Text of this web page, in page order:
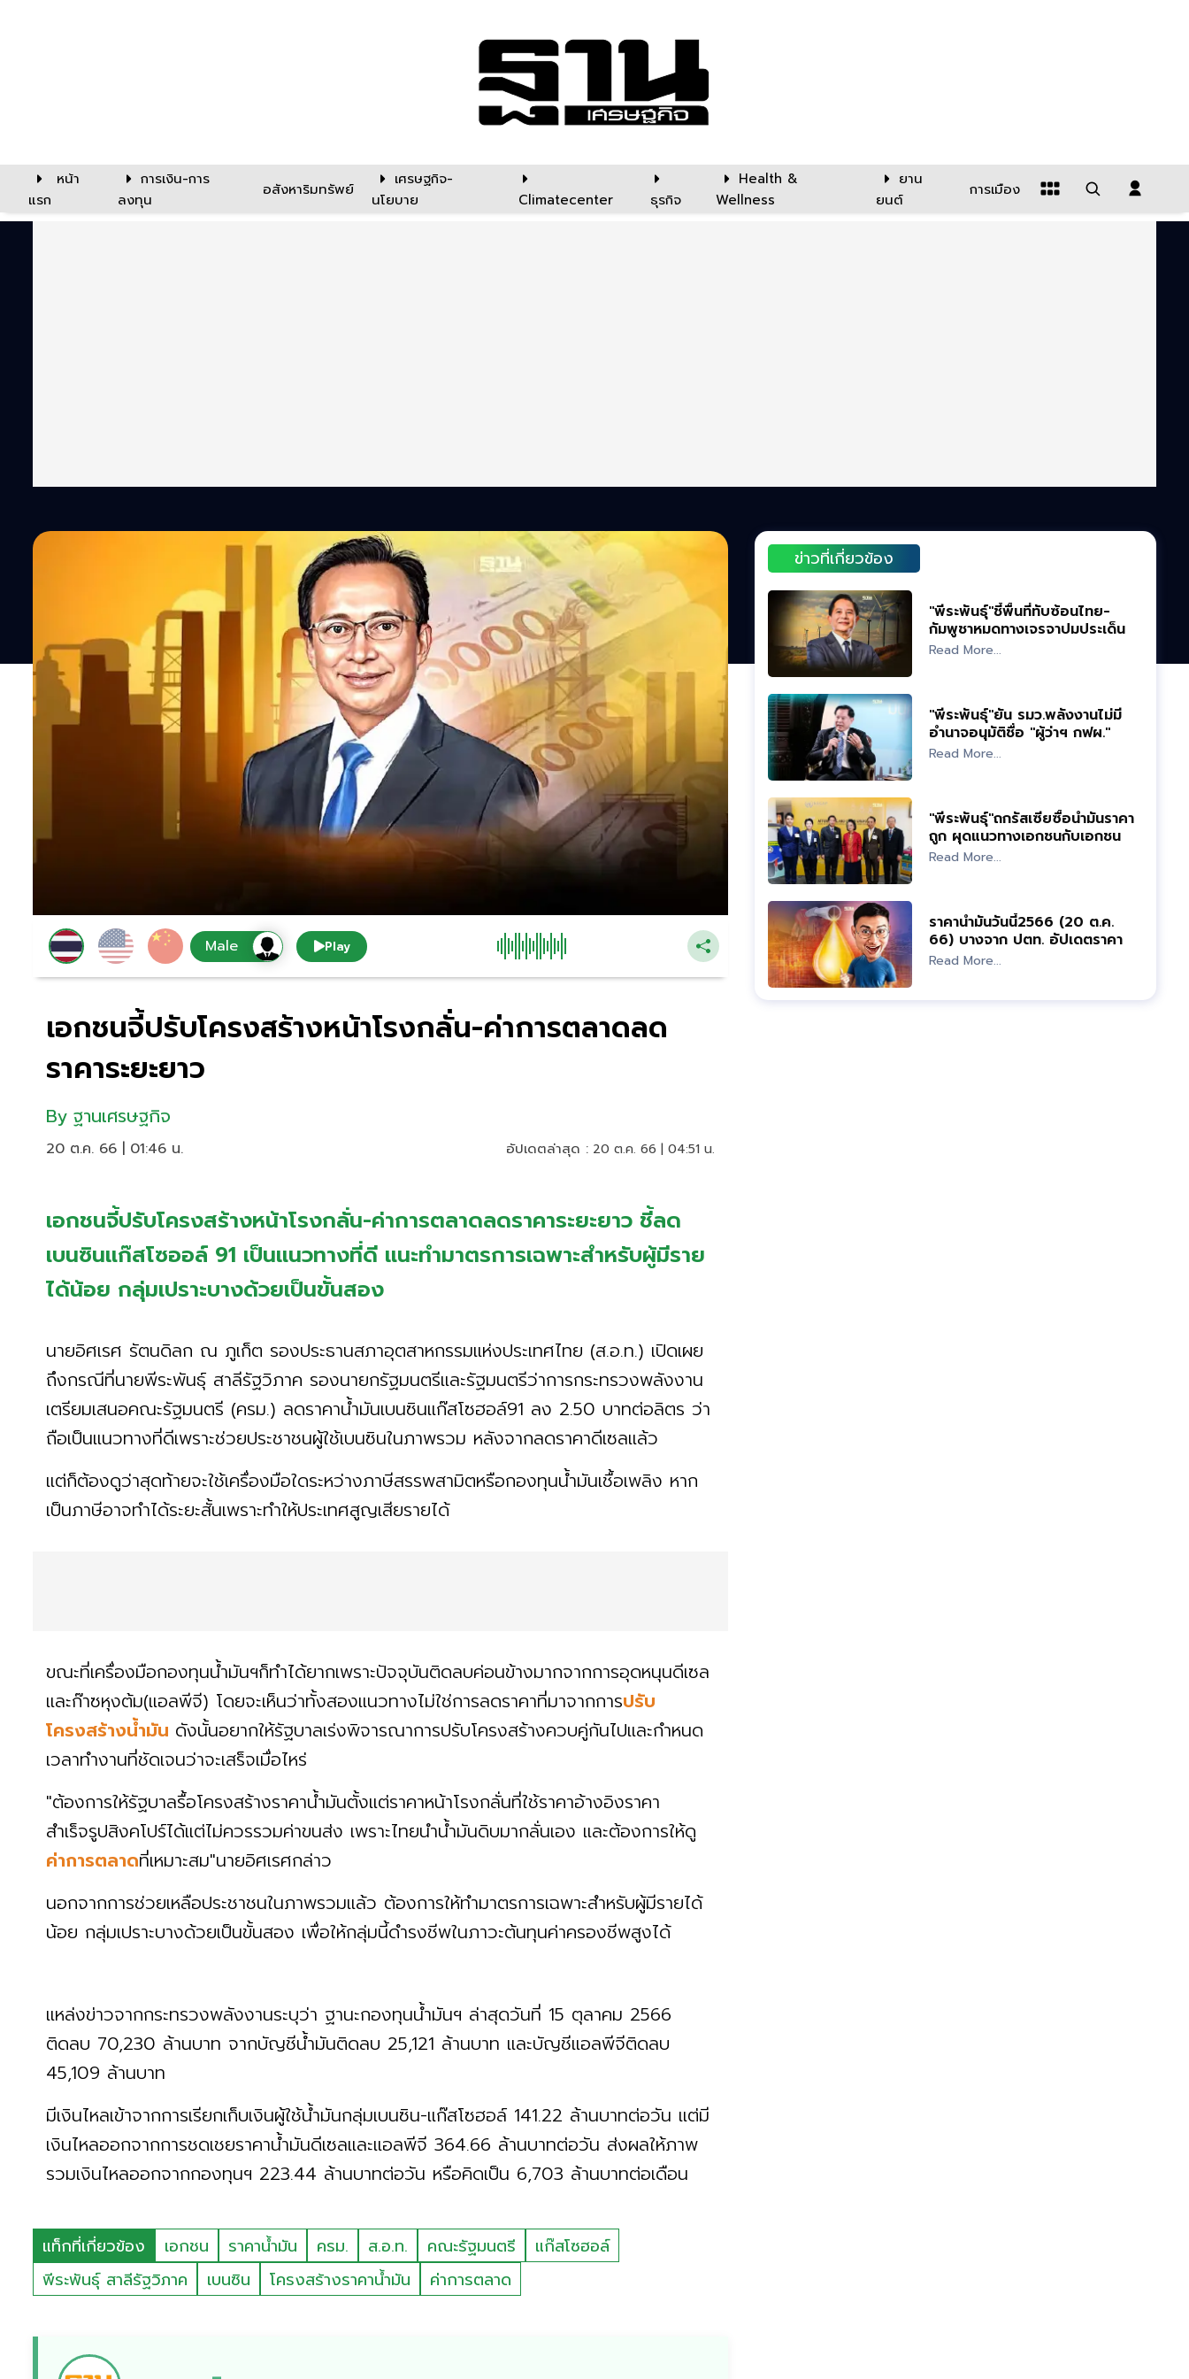
หน้า
แรก
การเงิน-การ
ลงทุน
อสังหาริมทรัพย์
เศรษฐกิจ-
นโยบาย
Climatecenter ธุรกิจ
Health &
Wellness
ยาน
ยนต์
การเมือง
Play
เอกชนจี้ปรับโครงสร้างหน้าโรงกลั่น-ค่าการตลาดลด
ราคาระยะยาว
By ฐานเศรษฐกิจ
20 ต.ค. 66 | 01:46 น. อัปเดตล่าสุด : 20 ต.ค. 66 | 04:51 น.
เอกชนจี้ปรับโครงสร้างหน้าโรงกลั่น-ค่าการตลาดลดราคาระยะยาว ชี้ลด
เบนซินแก๊สโซออล์ 91 เป็นแนวทางที่ดี แนะทำมาตรการเฉพาะสำหรับผู้มีราย
ได้น้อย กลุ่มเปราะบางด้วยเป็นขั้นสอง
นายอิศเรศ รัตนดิลก ณ ภูเก็ต รองประธานสภาอุตสาหกรรมแห่งประเทศไทย (ส.อ.ท.) เปิดเผย
ถึงกรณีที่นายพีระพันธุ์ สาลีรัฐวิภาค รองนายกรัฐมนตรีและรัฐมนตรีว่าการกระทรวงพลังงาน
เตรียมเสนอคณะรัฐมนตรี (ครม.) ลดราคาน้ำมันเบนซินแก๊สโซฮอล์91 ลง 2.50 บาทต่อลิตร ว่า
ถือเป็นแนวทางที่ดีเพราะช่วยประชาชนผู้ใช้เบนซินในภาพรวม หลังจากลดราคาดีเซลแล้ว
แต่ก็ต้องดูว่าสุดท้ายจะใช้เครื่องมือใดระหว่างภาษีสรรพสามิตหรือกองทุนน้ำมันเชื้อเพลิง หาก
เป็นภาษีอาจทำได้ระยะสั้นเพราะทำให้ประเทศสูญเสียรายได้
ขณะที่เครื่องมือกองทุนน้ำมันฯก็ทำได้ยากเพราะปัจจุบันติดลบค่อนข้างมากจากการอุดหนุนดีเซล
และก๊าซหุงต้ม(แอลพีจี) โดยจะเห็นว่าทั้งสองแนวทางไม่ใช่การลดราคาที่มาจากการปรับ
โครงสร้างน้ำมัน ดังนั้นอยากให้รัฐบาลเร่งพิจารณาการปรับโครงสร้างควบคู่กันไปและกำหนด
เวลาทำงานที่ชัดเจนว่าจะเสร็จเมื่อไหร่
"ต้องการให้รัฐบาลรื้อโครงสร้างราคาน้ำมันตั้งแต่ราคาหน้าโรงกลั่นที่ใช้ราคาอ้างอิงราคา
สำเร็จรูปสิงคโปร์ได้แต่ไม่ควรรวมค่าขนส่ง เพราะไทยนำน้ำมันดิบมากลั่นเอง และต้องการให้ดู
ค่าการตลาดที่เหมาะสม"นายอิศเรศกล่าว
นอกจากการช่วยเหลือประชาชนในภาพรวมแล้ว ต้องการให้ทำมาตรการเฉพาะสำหรับผู้มีรายได้
น้อย กลุ่มเปราะบางด้วยเป็นขั้นสอง เพื่อให้กลุ่มนี้ดำรงชีพในภาวะต้นทุนค่าครองชีพสูงได้
แหล่งข่าวจากกระทรวงพลังงานระบุว่า ฐานะกองทุนน้ำมันฯ ล่าสุดวันที่ 15 ตุลาคม 2566
ติดลบ 70,230 ล้านบาท จากบัญชีน้ำมันติดลบ 25,121 ล้านบาท และบัญชีแอลพีจีติดลบ
45,109 ล้านบาท
มีเงินไหลเข้าจากการเรียกเก็บเงินผู้ใช้น้ำมันกลุ่มเบนซิน-แก๊สโซฮอล์ 141.22 ล้านบาทต่อวัน แต่มี
เงินไหลออกจากการชดเชยราคาน้ำมันดีเซลและแอลพีจี 364.66 ล้านบาทต่อวัน ส่งผลให้ภาพ
รวมเงินไหลออกจากกองทุนฯ 223.44 ล้านบาทต่อวัน หรือคิดเป็น 6,703 ล้านบาทต่อเดือน
แท็กที่เกี่ยวข้อง เอกชน ราคาน้ำมัน ครม. ส.อ.ท. คณะรัฐมนตรี
แก๊สโซฮอล์
พีระพันธุ์ สาลีรัฐวิภาค
เบนซิน โครงสร้างราคาน้ำมัน ค่าการตลาด
ข่าวที่เกี่ยวข้อง
"พีระพันธุ์"ชี้พื้นที่ทับซ้อนไทย-
กัมพูชาหมดทางเจรจาปมประเด็น
เขตแดน
Read More...
"พีระพันธุ์"ยัน รมว.พลังงานไม่มี
อำนาจอนุมัติชื่อ "ผู้ว่าฯ กฟผ."
Read More...
"พีระพันธุ์"ถกรัสเซียซื้อน้ำมันราคา
ถูก ผุดแนวทางเอกชนกับเอกชน
Read More...
ราคาน้ำมันวันนี้2566 (20 ต.ค.
66) บางจาก ปตท. อัปเดตราคา
ล่าสุด
Read More...